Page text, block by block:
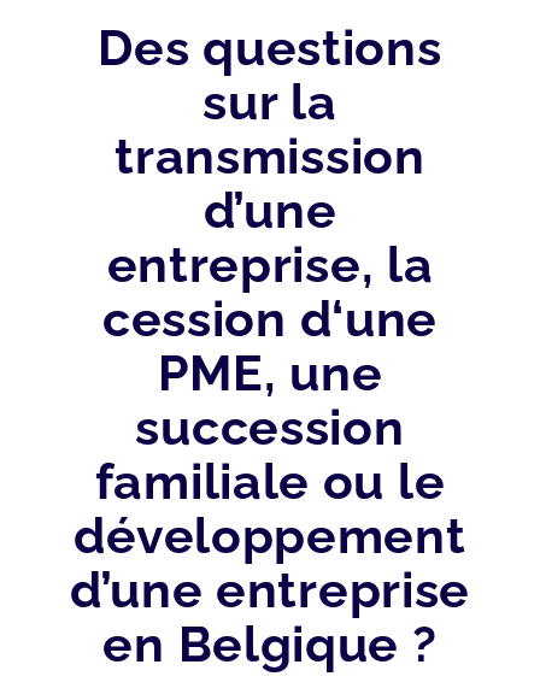
Des questions
sur la
transmission
d’une
entreprise, la
cession d‘une
PME, une
succession
familiale ou le
développement
d’une entreprise
en Belgique ?